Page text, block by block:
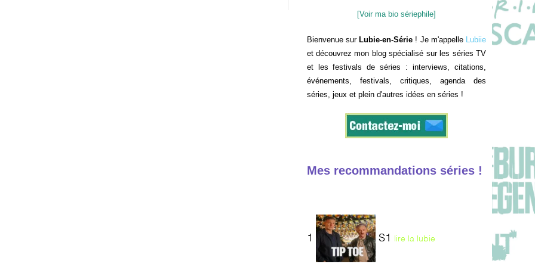
[Voir ma bio sériephile]
Bienvenue sur Lubie-en-Série ! Je m'appelle Lubiie
et découvrez mon blog spécialisé sur les séries TV
et les festivals de séries : interviews, citations,
événements, festivals, critiques, agenda des
séries, jeux et plein d'autres idées en séries !
Mes recommandations séries !
1 S1 lire la lubie